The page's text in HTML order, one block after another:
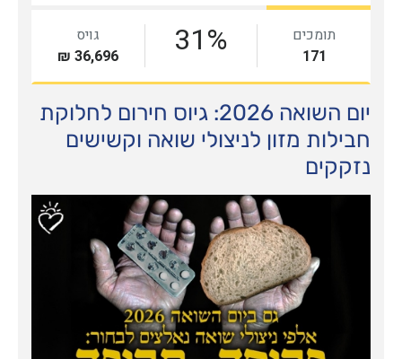
יום השואה 2026: גיוס חירום לחלוקת
חבילות מזון לניצולי שואה וקשישים
נזקקים